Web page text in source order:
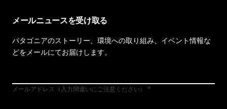
メールニュースを受け取る
パタゴニアのストーリー、環境への取り組み、イベント情報な
どをメールにてお届けします。
メールアドレス（入力間違いにご注意ください）